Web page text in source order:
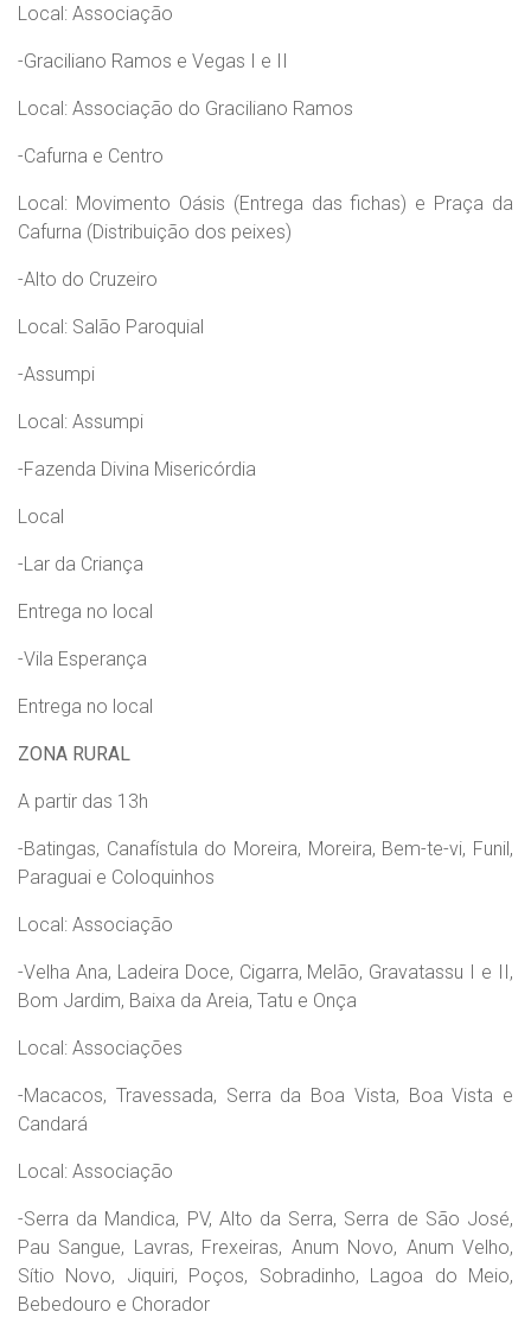
Local: Associação
-Graciliano Ramos e Vegas I e II
Local: Associação do Graciliano Ramos
-Cafurna e Centro
Local: Movimento Oásis (Entrega das fichas) e Praça da
Cafurna (Distribuição dos peixes)
-Alto do Cruzeiro
Local: Salão Paroquial
-Assumpi
Local: Assumpi
-Fazenda Divina Misericórdia
Local
-Lar da Criança
Entrega no local
-Vila Esperança
Entrega no local
ZONA RURAL
A partir das 13h
-Batingas, Canafístula do Moreira, Moreira, Bem-te-vi, Funil,
Paraguai e Coloquinhos
Local: Associação
-Velha Ana, Ladeira Doce, Cigarra, Melão, Gravatassu I e II,
Bom Jardim, Baixa da Areia, Tatu e Onça
Local: Associações
-Macacos, Travessada, Serra da Boa Vista, Boa Vista e
Candará
Local: Associação
-Serra da Mandica, PV, Alto da Serra, Serra de São José,
Pau Sangue, Lavras, Frexeiras, Anum Novo, Anum Velho,
Sítio Novo, Jiquiri, Poços, Sobradinho, Lagoa do Meio,
Bebedouro e Chorador